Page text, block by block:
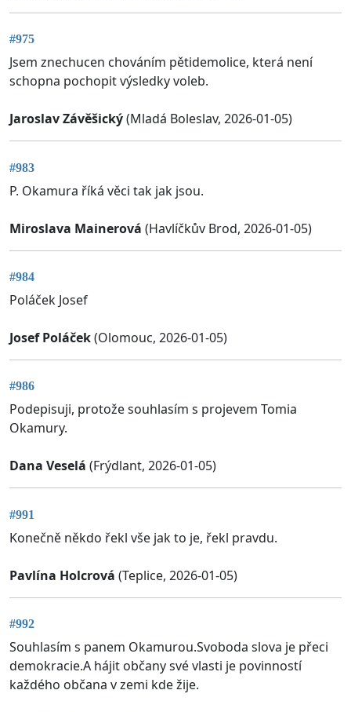
#975
Jsem znechucen chováním pětidemolice, která není
schopna pochopit výsledky voleb.
Jaroslav Závěšický(Mladá Boleslav, 2026-01-05)
#983
P. Okamura říká věci tak jak jsou.
Miroslava Mainerová (Havlíčkův Brod, 2026-01-05)
#984
Poláček Josef
Josef Poláček(Olomouc, 2026-01-05)
#986
Podepisuji, protože souhlasím s projevem Tomia
Okamury.
Dana Veselá (Frýdlant, 2026-01-05)
#991
Konečně někdo řekl vše jak to je, řekl pravdu.
Pavlína Holcrová (Teplice, 2026-01-05)
#992
Souhlasím s panem Okamurou.Svoboda slova je přeci
demokracie.A hájit občany své vlasti je povinností
každého občana v zemi kde žije.